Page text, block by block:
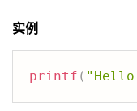
实例
printf (